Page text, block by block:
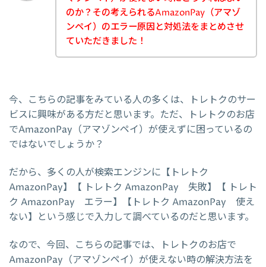
のか？その考えられるAmazonPay（アマゾ
ンペイ）のエラー原因と対処法をまとめさせ
ていただきました！
今、こちらの記事をみている人の多くは、トレトクのサー
ビスに興味がある方だと思います。ただ、トレトクのお店
でAmazonPay（アマゾンペイ）が使えずに困っているの
ではないでしょうか？
だから、多くの人が検索エンジンに【トレトク
AmazonPay】【 トレトク AmazonPay 失敗】【 トレト
ク AmazonPay エラー】【トレトク AmazonPay 使え
ない】という感じで入力して調べているのだと思います。
なので、今回、こちらの記事では、トレトクのお店で
AmazonPay（アマゾンペイ）が使えない時の解決方法を